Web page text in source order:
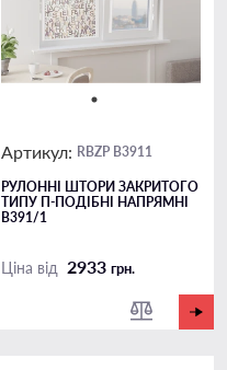
Артикул: RBZP B3911
РУЛОННІ ШТОРИ ЗАКРИТОГО
ТИПУ П-ПОДIБНІ НАПРЯМНІ
B391/1
Ціна від 2933 грн.